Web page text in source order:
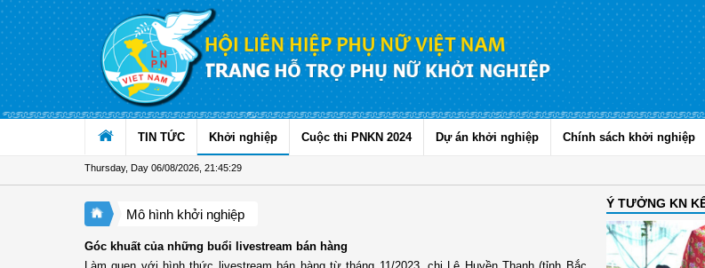
Skip to Content
TIN TỨC Khởi nghiệp Cuộc thi PNKN 2024 Dự án khởi nghiệp Chính sách khởi nghiệp
Thursday, Day 06/08/2026 21:45:29
Mô hình khởi nghiệp
Góc khuất của những buổi livestream bán hàng
Ý TƯỞNG KN